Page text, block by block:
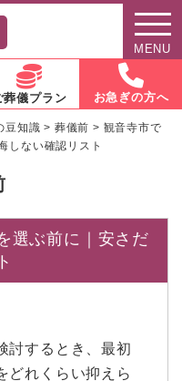
MENU
葬儀プラン お急ぎの方へ
豆知識 > 葬儀前 > 観音寺市で
しない確認リスト
選ぶ前に｜安さだ
討するとき、最初
どれくらい抑えら